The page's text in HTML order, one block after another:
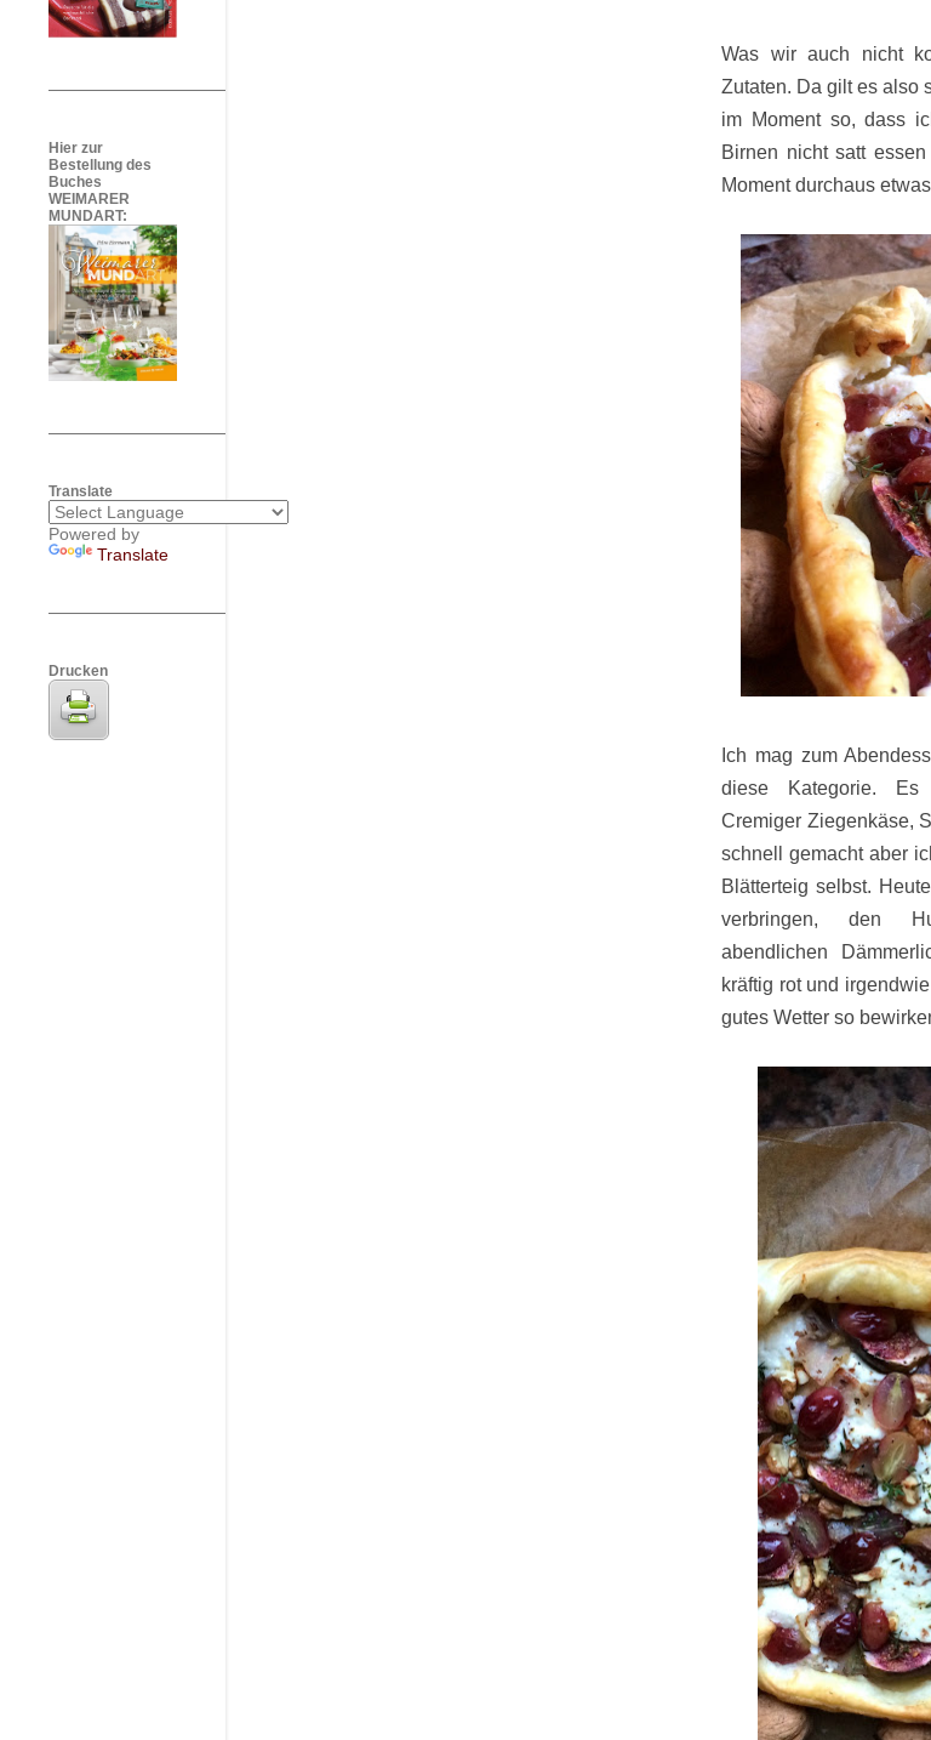
Was wir auch nicht
Zutaten. Da gilt es also
im Moment so, dass
Birnen nicht satt
Moment durchaus
Ich mag zum
diese Kategorie.
Cremiger Ziegenkäse,
schnell gemacht aber
Blätterteig selbst.
verbringen, den
abendlichen
kräftig rot und
gutes Wetter so
Hier zur
Bestellung des
Buches
WEIMARER
MUNDART:
Translate
Powered by
Translate
Drucken